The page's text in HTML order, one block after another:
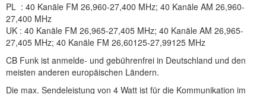
PL : 40 Kanäle FM 26,960-27,400 MHz; 40 Kanäle AM 26,960-
27,400 MHz
UK : 40 Kanäle FM 26,965-27,405 MHz; 40 Kanäle AM 26,965-
27,405 MHz; 40 Kanäle FM 26,60125-27,99125 MHz
CB Funk ist anmelde- und gebührenfrei in Deutschland und den
meisten anderen europäischen Ländern.
Die max. Sendeleistung von 4 Watt ist für die Kommunikation im